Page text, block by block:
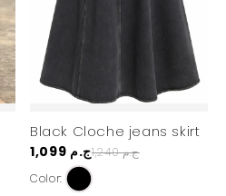
Black Cloche jeans skirt
1,099 ج.م
1,240 ج.م
Color: